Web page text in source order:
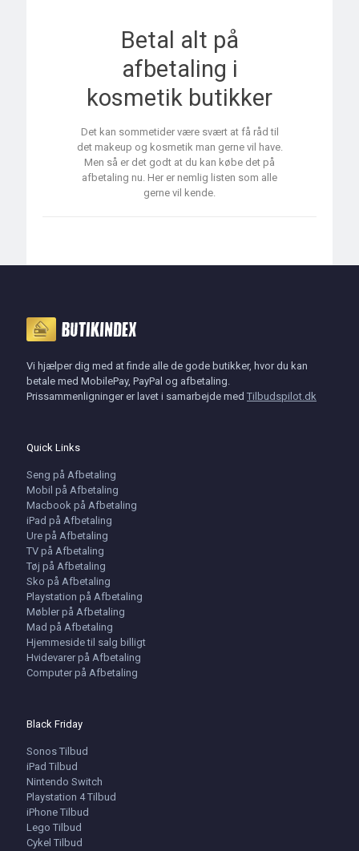
Betal alt på
afbetaling i
kosmetik butikker
Det kan sommetider være svært at få råd til
det makeup og kosmetik man gerne vil have.
Men så er det godt at du kan købe det på
afbetaling nu. Her er nemlig listen som alle
gerne vil kende.
Vi hjælper dig med at finde alle de gode butikker, hvor du kan
betale med MobilePay, PayPal og afbetaling.
Prissammenligninger er lavet i samarbejde med Tilbudspilot.dk
Quick Links
Seng på Afbetaling
Mobil på Afbetaling
Macbook på Afbetaling
iPad på Afbetaling
Ure på Afbetaling
TV på Afbetaling
Tøj på Afbetaling
Sko på Afbetaling
Playstation på Afbetaling
Møbler på Afbetaling
Mad på Afbetaling
Hjemmeside til salg billigt
Hvidevarer på Afbetaling
Computer på Afbetaling
Black Friday
Sonos Tilbud
iPad Tilbud
Nintendo Switch
Playstation 4 Tilbud
iPhone Tilbud
Lego Tilbud
Cykel Tilbud